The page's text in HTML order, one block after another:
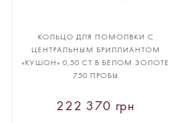
КОЛЬЦО ДЛЯ ПОМОЛВКИ С
ЦЕНТРАЛЬНЫМ БРИЛЛИАНТОМ
«КУШОН» 0,50 CT В БЕЛОМ ЗОЛОТЕ
750 ПРОБЫ
222 370 грн